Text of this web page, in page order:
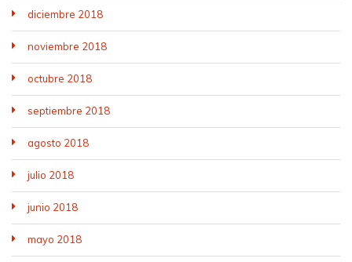
diciembre 2018
noviembre 2018
octubre 2018
septiembre 2018
agosto 2018
julio 2018
junio 2018
mayo 2018